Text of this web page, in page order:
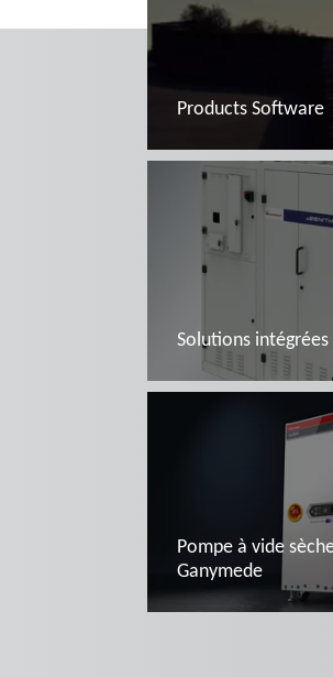
Products Software
En savoir plus
Solutions intégrées
Pompe à vide
Ganymede